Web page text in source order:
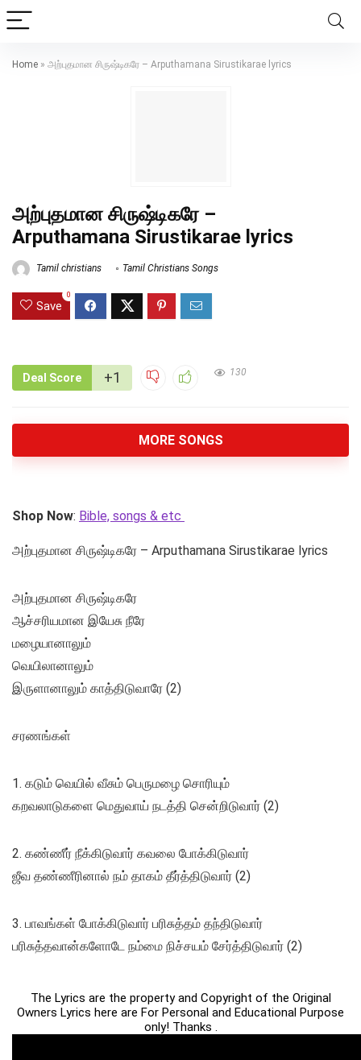
Home » அற்புதமான சிருஷ்டிகரே – Arputhamana Sirustikarae lyrics
அற்புதமான சிருஷ்டிகரே –
Arputhamana Sirustikarae lyrics
Tamil christians Tamil Christians Songs
Save
0
Deal Score +1 130
MORE SONGS
Shop Now: Bible, songs & etc
அற்புதமான சிருஷ்டிகரே – Arputhamana Sirustikarae lyrics
அற்புதமான சிருஷ்டிகரே
ஆச்சரியமான இயேசு நீரே
மழையானாலும்
வெயிலானாலும்
இருளானாலும் காத்திடுவாரே (2)
சரணங்கள்
1. கடும் வெயில் வீசும் பெருமழை சொரியும்
கறவலாடுகளை மெதுவாய் நடத்தி சென்றிடுவார் (2)
2. கண்ணீர் நீக்கிடுவார் கவலை போக்கிடுவார்
ஜீவ தண்ணீரினால் நம் தாகம் தீர்த்திடுவார் (2)
3. பாவங்கள் போக்கிடுவார் பரிசுத்தம் தந்திடுவார்
பரிசுத்தவான்களோடே நம்மை நிச்சயம் சேர்த்திடுவார் (2)
The Lyrics are the property and Copyright of the Original
Owners Lyrics here are For Personal and Educational Purpose
only! Thanks .